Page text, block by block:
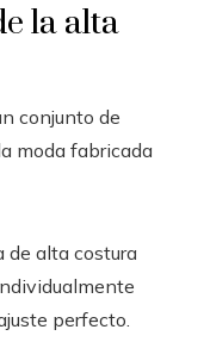
la alta
conjunto de
moda fabricada
de alta costura
perfecto.